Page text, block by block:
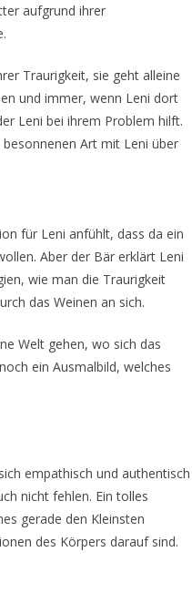
aufgrund ihrer
Traurigkeit, sie geht alleine
und immer, wenn Leni dort
Leni bei ihrem Problem hilft.
Art mit Leni über
für Leni anfühlt, dass da ein
Aber der Bär erklärt Leni
wie man die Traurigkeit
das Weinen an sich.
Welt gehen, wo sich das
ein Ausmalbild, welches
empathisch und authentisch
nicht fehlen. Ein tolles
gerade den Kleinsten
des Körpers darauf sind.